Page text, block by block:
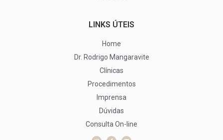
LINKS ÚTEIS
Home
Dr. Rodrigo Mangaravite
Clínicas
Procedimentos
Imprensa
Dúvidas
Consulta On-line